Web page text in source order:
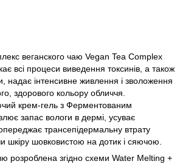
веганского чаю Vegan Tea Complex
всі процеси виведення токсинів, а також
надає інтенсивне живлення і зволоження
здорового кольору обличчя.
крем-гель з Ферментованим
запас вологи в дермі, усуває
трансепідермальну втрату
шкіру шовковистою на дотик і сяючою.
розроблена згідно схеми Water Melting +